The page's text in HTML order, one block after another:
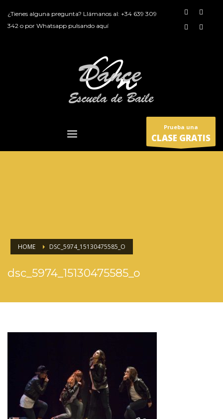
¿Tienes alguna pregunta? Llámanos al: +34 639 309
342 o por Whatsapp pulsando aquí
Prueba una
CLASE GRATIS
HOME DSC_5974_15130475585_O
dsc_5974_15130475585_o